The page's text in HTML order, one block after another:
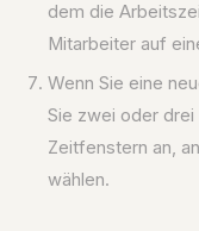
dem die
Mitarbeiter auf
Wenn Sie eine
Sie zwei oder
Zeitfenstern an,
wählen.